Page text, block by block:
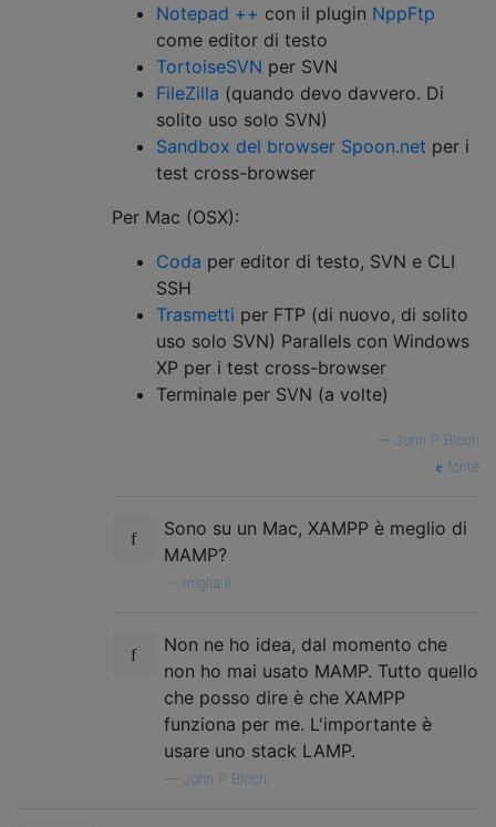
Notepad ++ con il plugin NppFtp
come editor di testo
TortoiseSVN per SVN
FileZilla (quando devo davvero. Di
solito uso solo SVN)
Sandbox del browser Spoon.net per i
test cross-browser
Per Mac (OSX):
Coda per editor di testo, SVN e CLI
SSH
Trasmetti per FTP (di nuovo, di solito
uso solo SVN) Parallels con Windows
XP per i test cross-browser
Terminale per SVN (a volte)
John P Bloch
fonte
Sono su un Mac, XAMPP è meglio di
MAMP?
miglia il
Non ne ho idea, dal momento che
non ho mai usato MAMP. Tutto quello
che posso dire è che XAMPP
funziona per me. L'importante è
usare uno stack LAMP.
John P Bloch,